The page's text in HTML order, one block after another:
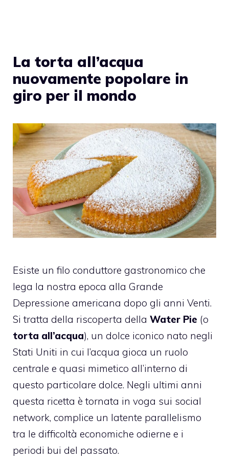
La torta all’acqua
nuovamente popolare in
giro per il mondo
Esiste un filo conduttore gastronomico che
lega la nostra epoca alla Grande
Depressione americana dopo gli anni Venti.
Si tratta della riscoperta della Water Pie (o
torta all’acqua), un dolce iconico nato negli
Stati Uniti in cui l’acqua gioca un ruolo
centrale e quasi mimetico all’interno di
questo particolare dolce. Negli ultimi anni
questa ricetta è tornata in voga sui social
network, complice un latente parallelismo
tra le difficoltà economiche odierne e i
periodi bui del passato.